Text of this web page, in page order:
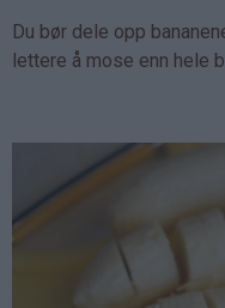
Du bør dele opp
lettere å mose enn hele